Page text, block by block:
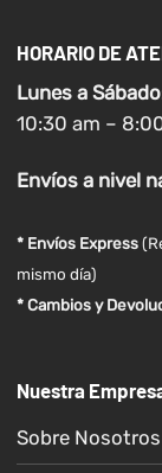
HORARIO DE
Lunes a Sábado
10:30 am –
Envíosa nivel
* Envíos Express
mismo día)
* Cambios y
Nuestra
Sobre Nosotros